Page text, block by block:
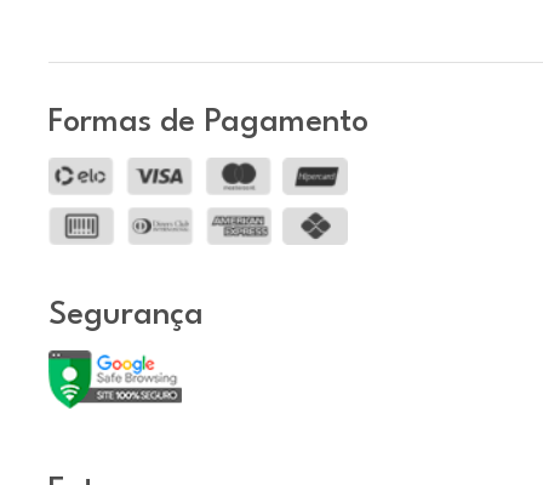
Formas de Pagamento
Segurança